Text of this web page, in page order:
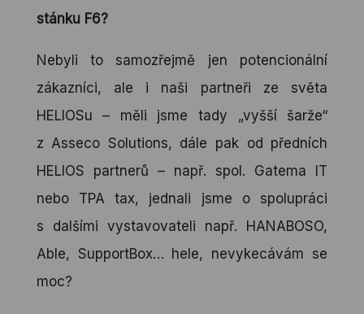
stánku F6?
Nebyli to samozřejmě jen potencionální
zákazníci, ale i naši partneři ze světa
HELIOSu – měli jsme tady „vyšší šarže“
z Asseco Solutions, dále pak od předních
HELIOS partnerů – např. spol. Gatema IT
nebo TPA tax, jednali jsme o spolupráci
s dalšími vystavovateli např. HANABOSO,
Able, SupportBox… hele, nevykecávám se
moc?